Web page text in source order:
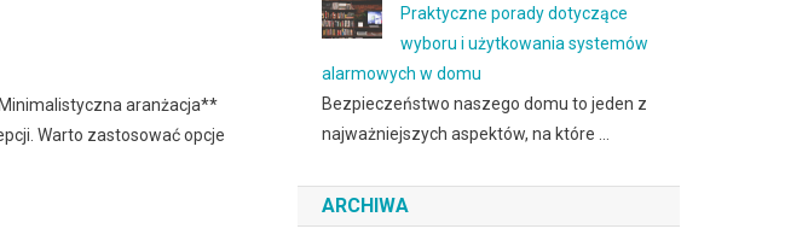
aranżacja**
Warto zastosować opcje
Praktyczne porady dotyczące
wyboru i użytkowania systemów
alarmowych w domu
Bezpieczeństwo naszego domu to jeden z
najważniejszych aspektów, na które …
ARCHIWA